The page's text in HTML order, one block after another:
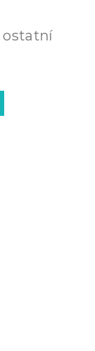
ostatní